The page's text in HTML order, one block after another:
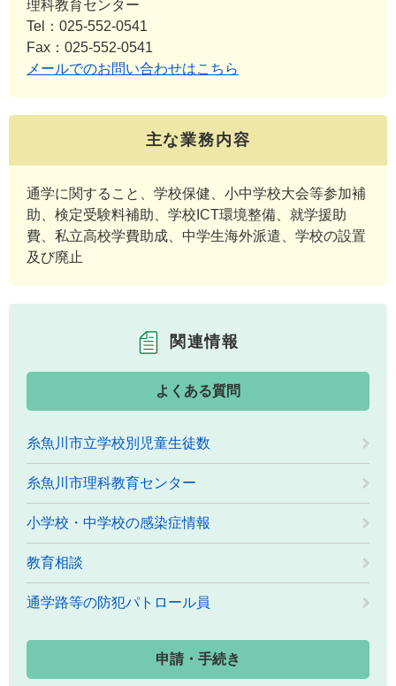
理科教育センター
Tel：025-552-0541
Fax：025-552-0541
メールでのお問い合わせはこちら
主な業務内容
通学に関すること、学校保健、小中学校大会等参加補
助、検定受験料補助、学校ICT環境整備、就学援助
費、私立高校学費助成、中学生海外派遣、学校の設置
及び廃止
関連情報
よくある質問
糸魚川市立学校別児童生徒数
糸魚川市理科教育センター
小学校・中学校の感染症情報
教育相談
通学路等の防犯パトロール員
申請・手続き